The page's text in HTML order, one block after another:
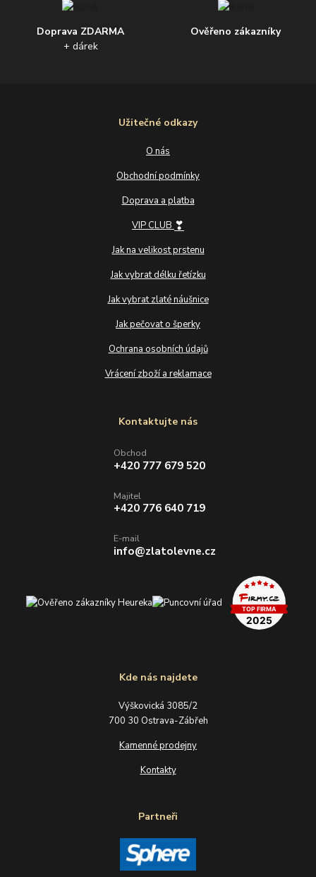
Doprava ZDARMA
+ dárek
Ověřeno zákazníky
Užitečné odkazy
O nás
Obchodní podmínky
Doprava a platba
VIP CLUB ❣
Jak na velikost prstenu
Jak vybrat délku řetízku
Jak vybrat zlaté náušnice
Jak pečovat o šperky
Ochrana osobních údajů
Vrácení zboží a reklamace
Kde nás najdete
Výškovická 3085/2
700 30 Ostrava-Zábřeh
Kamenné prodejny
Kontakty
Partneři
Kontaktujte nás
Obchod
+420 777 679 520
Majitel
+420 776 640 719
E-mail
info@zlatolevne.cz